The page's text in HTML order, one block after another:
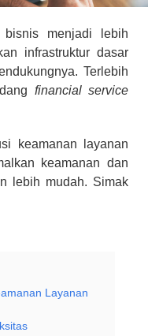
bisnis menjadi lebih
infrastruktur dasar
Terlebih
financial service
keamanan layanan
keamanan dan
lebih mudah. Simak
Layanan